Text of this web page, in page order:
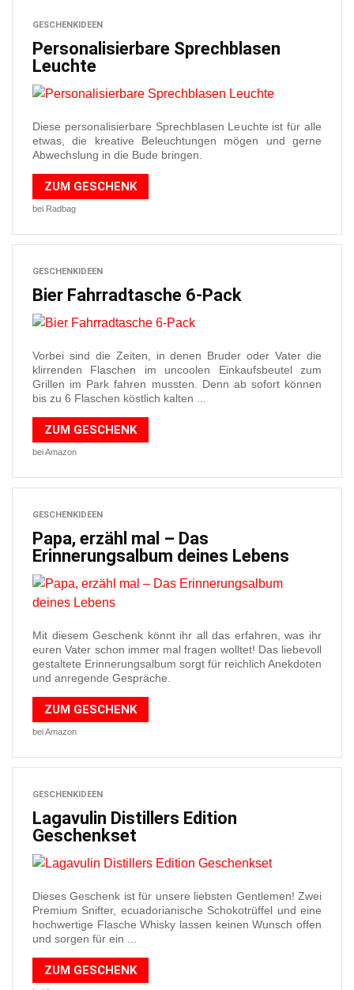
GESCHENKIDEEN
Personalisierbare Sprechblasen
Leuchte
Diese personalisierbare Sprechblasen Leuchte ist für alle
etwas, die kreative Beleuchtungen mögen und gerne
Abwechslung in die Bude bringen.
ZUM GESCHENK
bei Radbag
GESCHENKIDEEN
Bier Fahrradtasche 6-Pack
Vorbei sind die Zeiten, in denen Bruder oder Vater die
klirrenden Flaschen im uncoolen Einkaufsbeutel zum
Grillen im Park fahren mussten. Denn ab sofort können
bis zu 6 Flaschen köstlich kalten ...
ZUM GESCHENK
bei Amazon
GESCHENKIDEEN
Papa, erzähl mal – Das
Erinnerungsalbum deines Lebens
Mit diesem Geschenk könnt ihr all das erfahren, was ihr
euren Vater schon immer mal fragen wolltet! Das liebevoll
gestaltete Erinnerungsalbum sorgt für reichlich Anekdoten
und anregende Gespräche.
ZUM GESCHENK
bei Amazon
GESCHENKIDEEN
Lagavulin Distillers Edition
Geschenkset
Dieses Geschenk ist für unsere liebsten Gentlemen! Zwei
Premium Snifter, ecuadorianische Schokotrüffel und eine
hochwertige Flasche Whisky lassen keinen Wunsch offen
und sorgen für ein ...
ZUM GESCHENK